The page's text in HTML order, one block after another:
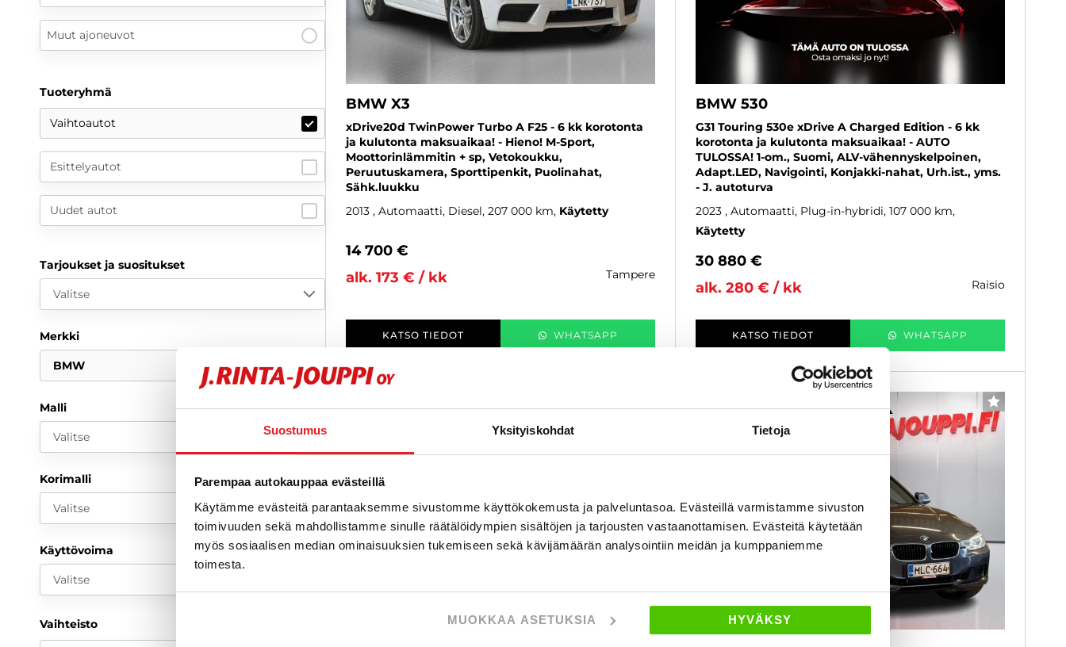
Suostumus Yksityiskohdat Tietoja
Parempaa autokauppaa evästeillä
Käytämme evästeitä parantaaksemme sivustomme käyttökokemusta ja palveluntasoa. Evästeillä varmistamme sivuston
toimivuuden sekä mahdollistamme sinulle räätälöidympien sisältöjen ja tarjousten vastaanottamisen. Evästeitä käytetään
myös sosiaalisen median ominaisuuksien tukemiseen sekä kävijämäärän analysointiin meidän ja kumppaniemme
toimesta.
MUOKKAA ASETUKSIA HYVÄKSY
Muut ajoneuvot
Tuoteryhmä
Vaihtoautot
Esittelyautot
Uudet autot
Tarjoukset ja suositukset
Valitse
Merkki
BMW
Malli
Valitse
Korimalli
Valitse
Käyttövoima
Valitse
Vaihteisto
BMW X3
xDrive20d TwinPower Turbo A F25 - 6 kk korotonta
ja kulutonta maksuaikaa! - Hieno! M-Sport,
Moottorinlämmitin + sp, Vetokoukku,
Peruutuskamera, Sporttipenkit, Puolinahat,
Sähk.luukku
2013 , Automaatti, Diesel, 207 000 km Käytetty
14 700 €
alk. 173 € / kk
tampere
KATSO TIEDOT WHATSAPP
BMW 530
G31 Touring 530e xDrive A Charged Edition - 6 kk
korotonta ja kulutonta maksuaikaa! - AUTO
TULOSSA! 1-om., Suomi, ALV-vähennyskelpoinen,
Adapt.LED, Navigointi, Konjakki-nahat, Urh.ist., yms.
- J. autoturva
2023 , Automaatti, Plug-in-hybridi, 107 000 km
Käytetty
30 880 €
alk. 280 € / kk
raisio
KATSO TIEDOT WHATSAPP
SUOSIKKI SUOSIKKI